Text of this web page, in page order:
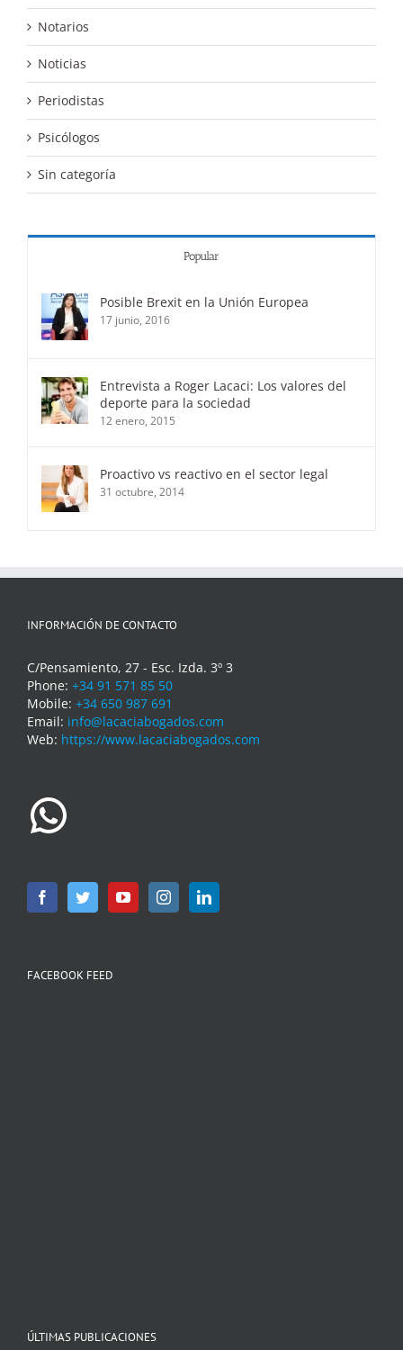
Notarios
Noticias
Periodistas
Psicólogos
Sin categoría
Popular
Posible Brexit en la Unión Europea
17 junio, 2016
Entrevista a Roger Lacaci: Los valores del
deporte para la sociedad
12 enero, 2015
Proactivo vs reactivo en el sector legal
31 octubre, 2014
INFORMACIÓN DE CONTACTO
C/Pensamiento, 27 - Esc. Izda. 3º 3
Phone: +34 91 571 85 50
Mobile: +34 650 987 691
Email: info@lacaciabogados.com
Web: https://www.lacaciabogados.com
FACEBOOK FEED
ÚLTIMAS PUBLICACIONES